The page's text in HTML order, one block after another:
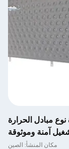
مبادل الحرارة
آمنة وموثوقة
مكان المنشأ: الصين